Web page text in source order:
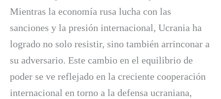
Mientras la economía rusa lucha con las
sanciones y la presión internacional, Ucrania ha
logrado no solo resistir, sino también arrinconar a
su adversario. Este cambio en el equilibrio de
poder se ve reflejado en la creciente cooperación
internacional en torno a la defensa ucraniana,